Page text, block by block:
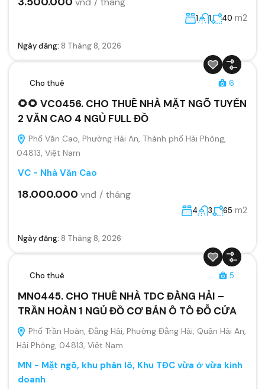
1 1 40 m2
Ngày đăng: 8 Tháng 8, 2026
Cho thuê 6
🌻🌻 VC0456. CHO THUÊ NHÀ MẶT NGÕ TUYẾN
2 VĂN CAO 4 NGỦ FULL ĐỒ
Phố Văn Cao, Phường Hải An, Thành phố Hải Phòng,
04813, Việt Nam
VC - Nhà Văn Cao
18.000.000 vnđ / tháng
4 3 65 m2
Ngày đăng: 8 Tháng 8, 2026
Cho thuê 5
MN0445. CHO THUÊ NHÀ TDC ĐẰNG HẢI –
TRẦN HOÀN 1 NGỦ ĐỒ CƠ BẢN Ô TÔ ĐỖ CỬA
Phố Trần Hoàn, Đằng Hải, Phường Đằng Hải, Quận Hải An,
Hải Phòng, 04813, Việt Nam
MN - Mặt ngõ, khu phân lô, Khu TĐC vừa ở vừa kinh
doanh